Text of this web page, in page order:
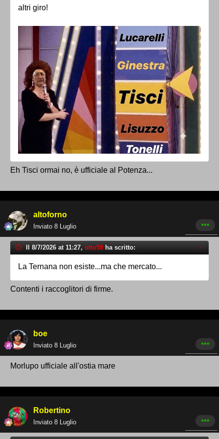
altri giro!
Eh Tisci ormai no, è ufficiale al Potenza...
altoforno
Inviato 8 Luglio
Il 8/7/2026 at 11:27, otto58 ha scritto:
La Ternana non esiste...ma che mercato...
Contenti i raccoglitori di firme.
boe
Inviato 8 Luglio
Morlupo ufficiale all'ostia mare
Robertino
Inviato 8 Luglio